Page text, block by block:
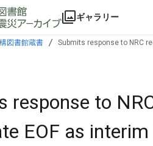
ギャラリー
図書館蔵書 Submits response to NRC
response to
EOF as